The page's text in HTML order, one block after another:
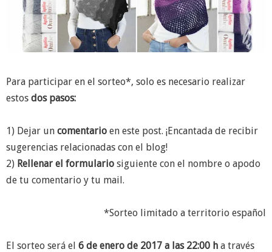
Para participar en el sorteo*, solo es necesario realizar
estos dos pasos:
1) Dejar un comentario en este post. ¡Encantada de recibir
sugerencias relacionadas con el blog!
2) Rellenar el formulario siguiente con el nombre o apodo
de tu comentario y tu mail.
*Sorteo limitado a territorio español
El sorteo será el 6 de enero de 2017 a las 22:00 h a través